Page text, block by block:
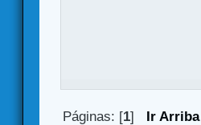
Páginas: [1] Ir Arriba